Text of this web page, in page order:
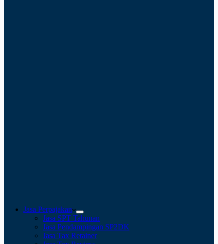
Jasa Perpajakan
Jasa SPT Tahunan
Jasa Pendampingan SP2DK
Jasa Tax Retainer